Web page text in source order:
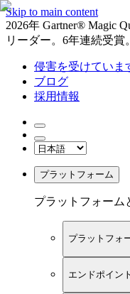
Skip to main content
2026年 Gartner® Magic
リーダー。6年連続受賞。
侵害を受けていま
ブログ
採用情報
プラットフォーム
プラットフォーム
プラットフォ
エンドポイン